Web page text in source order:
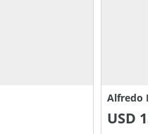
Alfredo
USD